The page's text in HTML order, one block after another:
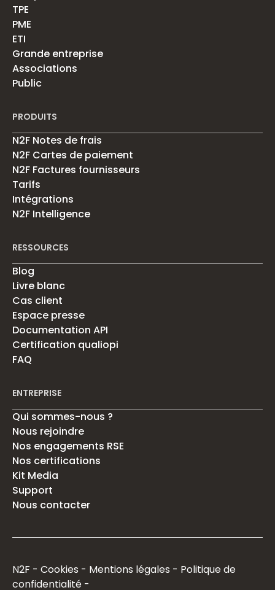
TPE
PME
ETI
Grande entreprise
Associations
Public
PRODUITS
N2F Notes de frais
N2F Cartes de paiement
N2F Factures fournisseurs
Tarifs
Intégrations
N2F Intelligence
RESSOURCES
Blog
Livre blanc
Cas client
Espace presse
Documentation API
Certification qualiopi
FAQ
ENTREPRISE
Qui sommes-nous ?
Nous rejoindre
Nos engagements RSE
Nos certifications
Kit Media
Support
Nous contacter
N2F Cookies Mentions légales
Politique de
confidentialité